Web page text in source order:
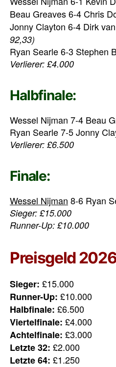
Beau Greaves 6-4 Chris
Jonny Clayton 6-4 Dirk
92,33)
Ryan Searle 6-3 Stephen
Verlierer: £4.000
Halbfinale:
Wessel Nijman 7-4 Beau
Ryan Searle 7-5 Jonny
Verlierer: £6.500
Finale:
Wessel Nijman 8-6 Ryan
Sieger: £15.000
Runner-Up: £10.000
Preisgeld
Sieger: £15.000
Runner-Up: £10.000
Halbfinale: £6.500
Viertelfinale: £4.000
Achtelfinale: £3.000
Letzte 32: £2.000
Letzte 64: £1.250